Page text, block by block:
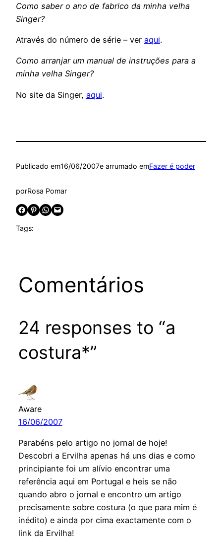
Como saber o ano de fabrico da minha velha
Singer?
Através do número de série – ver aqui.
Como arranjar um manual de instruções para a
minha velha Singer?
No site da Singer, aqui.
Publicado em16/06/2007e arrumado emFazer é poder
porRosa Pomar
Share on Facebook Share on Pinterest Share on WhatsApp Email this Page
Tags:
Comentários
24 responses to “a
costura*”
Aware
16/06/2007
Parabéns pelo artigo no jornal de hoje!
Descobri a Ervilha apenas há uns dias e como
principiante foi um alívio encontrar uma
referência aqui em Portugal e heis se não
quando abro o jornal e encontro um artigo
precisamente sobre costura (o que para mim é
inédito) e ainda por cima exactamente com o
link da Ervilha!